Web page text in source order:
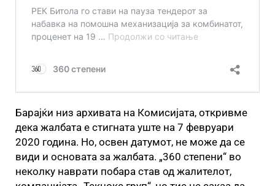
Барајќи низ архивата на Комисијата, откривме
дека жалбата е стигната уште на 7 февруари
2020 година. Но, освен датумот, не може да се
види и основата за жалбата. „360 степени“ во
неколку наврати побара став од жалителот,